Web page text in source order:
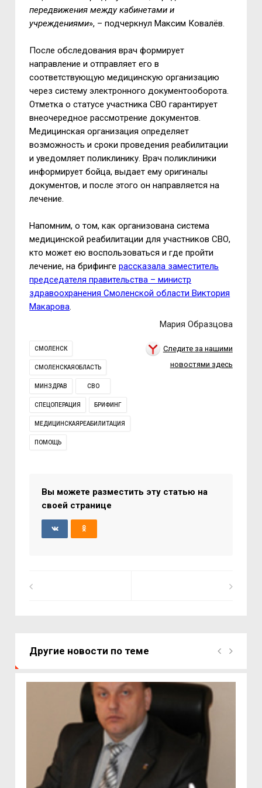
передвижения между кабинетами и
учреждениями», – подчеркнул Максим Ковалёв.
После обследования врач формирует
направление и отправляет его в
соответствующую медицинскую организацию
через систему электронного документооборота.
Отметка о статусе участника СВО гарантирует
внеочередное рассмотрение документов.
Медицинская организация определяет
возможность и сроки проведения реабилитации
и уведомляет поликлинику. Врач поликлиники
информирует бойца, выдает ему оригиналы
документов, и после этого он направляется на
лечение.
Напомним, о том, как организована система
медицинской реабилитации для участников СВО,
кто может ею воспользоваться и где пройти
лечение, на брифингерассказала заместитель
председателя правительства – министр
здравоохранения Смоленской области Виктория
Макарова.
Мария Образцова
СМОЛЕНСК
СМОЛЕНСКАЯОБЛАСТЬ
МИНЗДРАВ СВО
СПЕЦОПЕРАЦИЯ БРИФИНГ
МЕДИЦИНСКАЯРЕАБИЛИТАЦИЯ
ПОМОЩЬ
Следите за нашими
новостями здесь
Вы можете разместить эту статью на
своей странице
Другие новости по теме